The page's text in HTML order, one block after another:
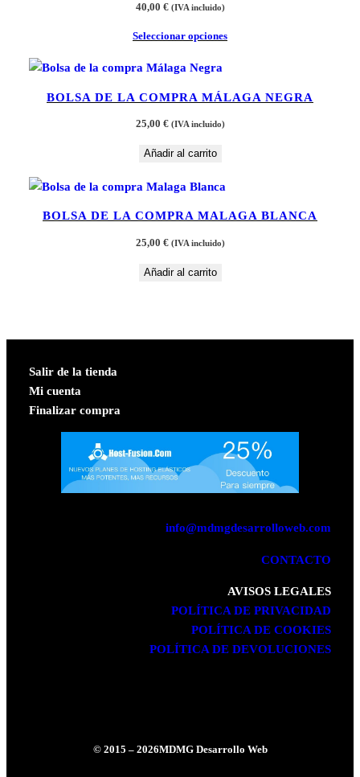
40,00 € (IVA incluido)
Seleccionar opciones
BOLSA DE LA COMPRA MÁLAGA NEGRA
25,00 € (IVA incluido)
Añadir al carrito
BOLSA DE LA COMPRA MALAGA BLANCA
25,00 € (IVA incluido)
Añadir al carrito
Salir de la tienda
Mi cuenta
Finalizar compra
info@mdmgdesarrolloweb.com
CONTACTO
AVISOS LEGALES
POLÍTICA DE PRIVACIDAD
POLÍTICA DE COOKIES
POLÍTICA DE DEVOLUCIONES
© 2015 – 2026MDMG Desarrollo Web